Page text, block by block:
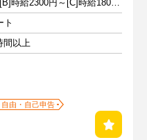
[A]時給2700円～[B]時給2300円～[C]時給1800円～ ※手当含む
ト
間以上
自由・自己申告